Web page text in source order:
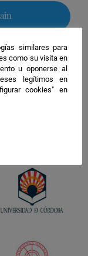
similares para
como su visita en
u oponerse al
legítimos en
cookies" en